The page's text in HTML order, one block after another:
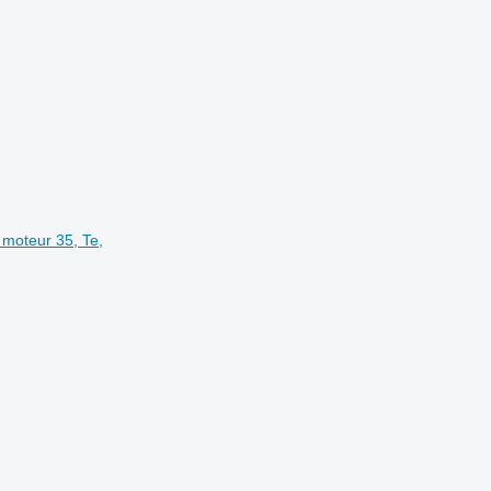
35, Te,